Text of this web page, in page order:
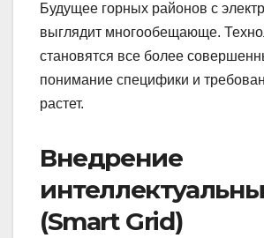
Будущее горных районов с
выглядит многообещающе.
становятся все более
понимание специфики и
растет.
Внедрение
(Smart Grid)